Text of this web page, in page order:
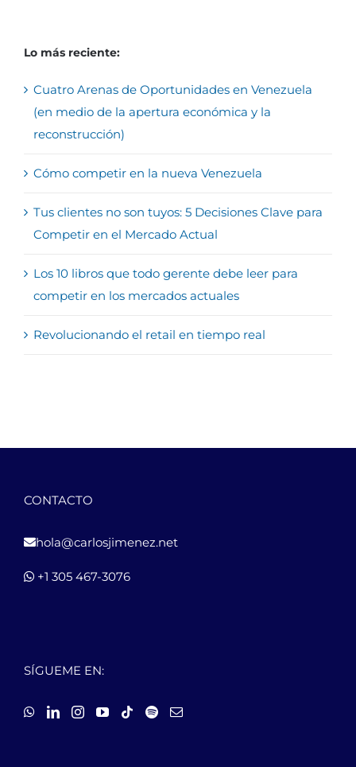
Lo más reciente:
Cuatro Arenas de Oportunidades en Venezuela
(en medio de la apertura económica y la
reconstrucción)
Cómo competir en la nueva Venezuela
Tus clientes no son tuyos: 5 Decisiones Clave para
Competir en el Mercado Actual
Los 10 libros que todo gerente debe leer para
competir en los mercados actuales
Revolucionando el retail en tiempo real
CONTACTO
hola@carlosjimenez.net
+1 305 467-3076
SÍGUEME EN: